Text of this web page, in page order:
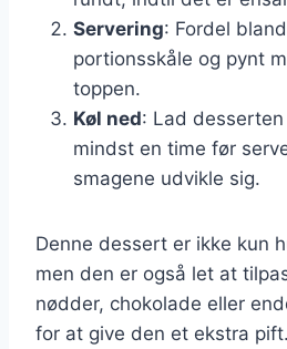
Servering: Fordel
portionsskåle og pynt
toppen.
Køl ned: Lad
mindst en time før
smagene udvikle sig.
Denne dessert er ikke kun
men den er også let at
nødder, chokolade eller
for at give den et ekstra pift.